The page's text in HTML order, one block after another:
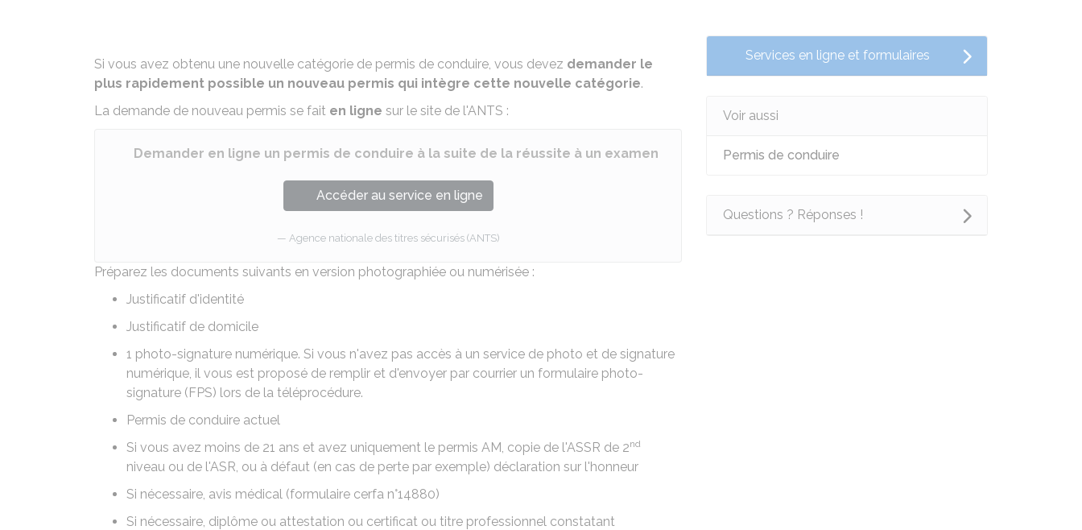
Si vous avez obtenu une nouvelle catégorie de permis de conduire, vous devez demander le
plus rapidement possible un nouveau permis qui intègre cette nouvelle catégorie.
La demande de nouveau permis se fait en ligne sur le site de l'ANTS :
Demander en ligne un permis de conduire à la suite de la réussite à un examen
Accéder au service en ligne
Agence nationale des titres sécurisés (ANTS)
Préparez les documents suivants en version photographiée ou numérisée :
Justificatif d'identité
Justificatif de domicile
1 photo-signature numérique. Si vous n'avez pas accès à un service de photo et de signature
numérique, il vous est proposé de remplir et d'envoyer par courrier un formulaire photo-
signature (FPS) lors de la téléprocédure.
Permis de conduire actuel
Si vous avez moins de 21 ans et avez uniquement le permis AM, copie de l'ASSR de 2nd
niveau ou de l'ASR, ou à défaut (en cas de perte par exemple) déclaration sur l'honneur
Si nécessaire, avis médical (formulaire cerfa n°14880)
Si nécessaire, diplôme ou attestation ou certificat ou titre professionnel constatant
Services en ligne et formulaires
Voir aussi
Permis de conduire
Questions ? Réponses !